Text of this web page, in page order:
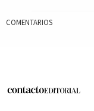
COMENTARIOS